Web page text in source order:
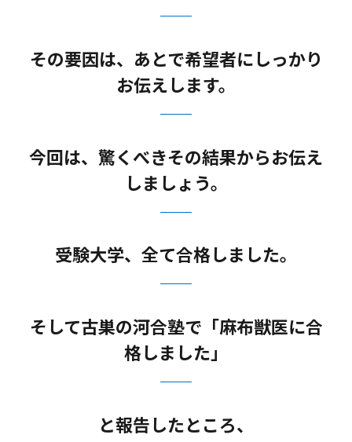
その要因は、あとで希望者にしっかり
お伝えします。
今回は、驚くべきその結果からお伝え
しましょう。
受験大学、全て合格しました。
そして古巣の河合塾で「麻布獣医に合
格しました」
と報告したところ、